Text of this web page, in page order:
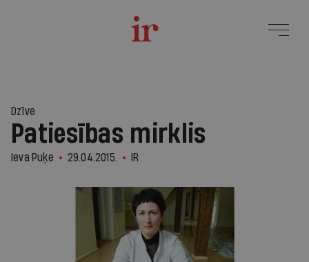
Dzīve
Patiesības mirklis
Ieva Puķe 29.04.2015. IR